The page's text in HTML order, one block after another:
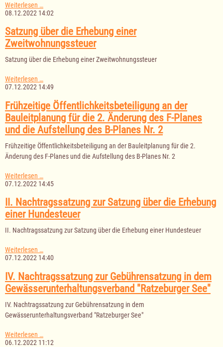
Weiterlesen …
Nachtragssatzung
Gebührensatzung
zur
Deckung
Kosten
in
Gewässeruntrhaltungsverband
"Ratzeburger
See"
und
"Hellbach-
08.12.2022 14:02
Satzung über die Erhebung einer
Zweitwohnungssteuer
Satzung über die Erhebung einer Zweitwohnungssteuer
Weiterlesen …Satzung
über
Erhebung
einer
Zweitwohnungssteuer
07.12.2022 14:49
Frühzeitige Öffentlichkeitsbeteiligung an der
Bauleitplanung für die 2. Änderung des F-Planes
und die Aufstellung des B-Planes Nr. 2
Frühzeitige Öffentlichkeitsbeteiligung an der Bauleitplanung für die 2.
Änderung des F-Planes und die Aufstellung des B-Planes Nr. 2
Weiterlesen …
Öffentlichkeitsbeteiligung
der
Bauleitplanung
für
2.
F-
die
Aufstellung
des
B-
Planes
Nr.
07.12.2022 14:45
II. Nachtragssatzung zur Satzung über die Erhebung
einer Hundesteuer
II. Nachtragssatzung zur Satzung über die Erhebung einer Hundesteuer
Weiterlesen …
Nachtragssatzung
Satzung
über
die
einer
Hundesteuer
07.12.2022 14:40
IV. Nachtragssatzung zur Gebührensatzung in dem
Gewässerunterhaltungsverband "Ratzeburger See"
IV. Nachtragssatzung zur Gebührensatzung in dem
Gewässerunterhaltungsverband "Ratzeburger See"
Weiterlesen …
Nachtragssatzung
06.12.2022 11:12